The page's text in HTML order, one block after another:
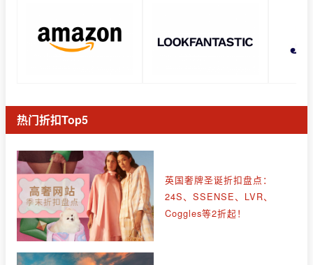
热门折扣Top5
英国奢牌圣诞折扣盘点：
24S、SSENSE、LVR、
Coggles等2折起！